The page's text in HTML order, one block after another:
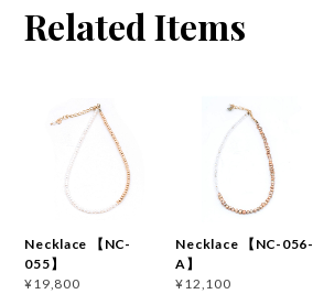
Related Items
Necklace 【NC-
055】
¥19,800
Necklace 【NC-056-
A】
¥12,100